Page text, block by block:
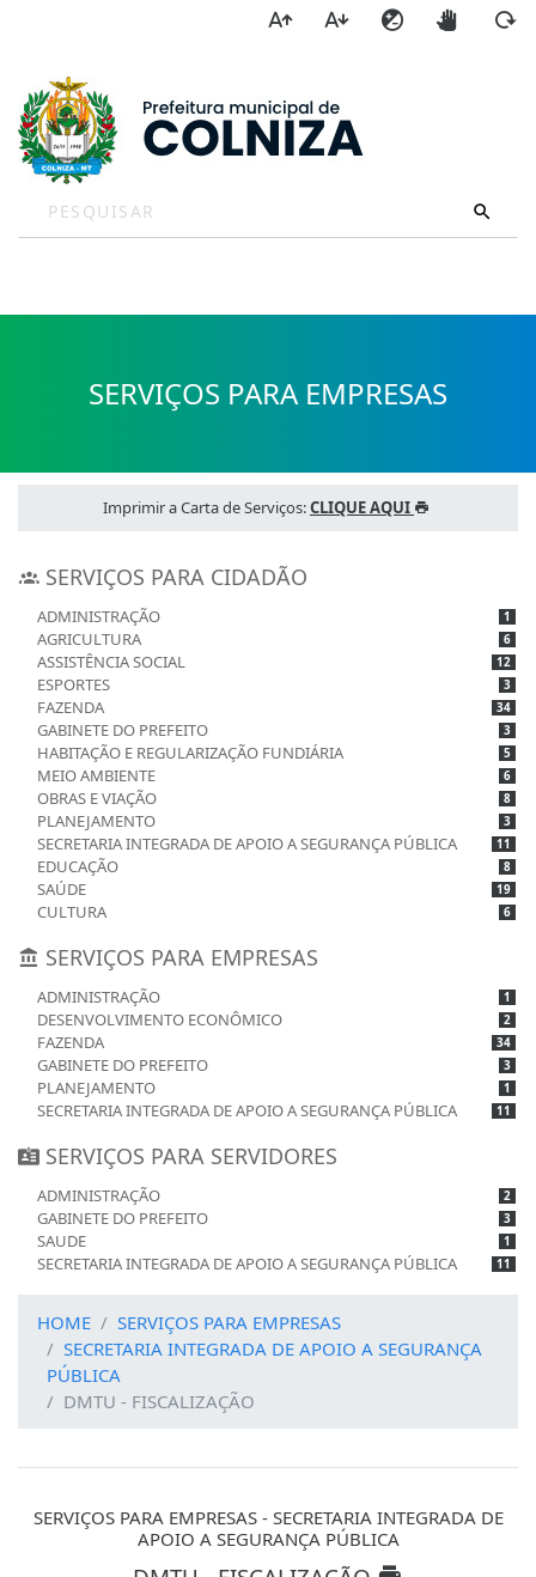
a
SERVIÇOS PARA EMPRESAS
Imprimir a Carta de Serviços:CLIQUE AQUI
SERVIÇOS PARA CIDADÃO
ADMINISTRAÇÃO 1
AGRICULTURA 6
ASSISTÊNCIA SOCIAL 12
ESPORTES 3
FAZENDA 34
GABINETE DO PREFEITO 3
HABITAÇÃO E REGULARIZAÇÃO FUNDIÁRIA 5
MEIO AMBIENTE 6
OBRAS E VIAÇÃO 8
PLANEJAMENTO 3
SECRETARIA INTEGRADA DE APOIO A SEGURANÇA PÚBLICA 11
EDUCAÇÃO 8
SAÚDE 19
CULTURA 6
SERVIÇOS PARA EMPRESAS
ADMINISTRAÇÃO 1
DESENVOLVIMENTO ECONÔMICO 2
FAZENDA 34
GABINETE DO PREFEITO 3
PLANEJAMENTO 1
SECRETARIA INTEGRADA DE APOIO A SEGURANÇA PÚBLICA 11
SERVIÇOS PARA SERVIDORES
ADMINISTRAÇÃO 2
GABINETE DO PREFEITO 3
SAUDE 1
SECRETARIA INTEGRADA DE APOIO A SEGURANÇA PÚBLICA 11
HOME
SERVIÇOS PARA EMPRESAS
SECRETARIA INTEGRADA DE APOIO A SEGURANÇA
PÚBLICA
DMTU - FISCALIZAÇÃO
SERVIÇOS PARA EMPRESAS - SECRETARIA INTEGRADA DE
APOIO A SEGURANÇA PÚBLICA